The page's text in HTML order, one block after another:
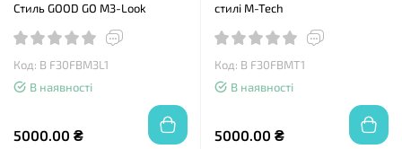
Стиль GOOD GO M3-Look
Код: B F30FBM3L1
В наявності
5000.00 ₴
стилі M-Tech
Код: B F30FBMT1
В наявності
5000.00 ₴